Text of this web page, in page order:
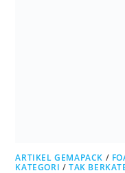
ARTIKEL GEMAPACK /
KATEGORI /TAK